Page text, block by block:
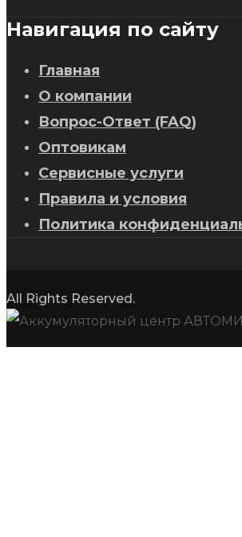
Навигация по сайту
Главная
О компании
Вопрос-Ответ (FAQ)
Оптовикам
Сервисные услуги
Правила и условия
Политика
All Rights Reserved.